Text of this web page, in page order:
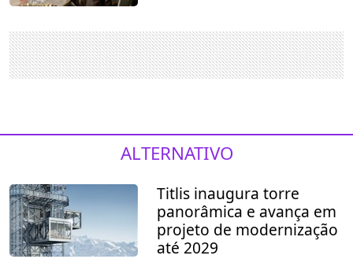
ALTERNATIVO
Titlis inaugura torre
panorâmica e avança em
projeto de modernização
até 2029